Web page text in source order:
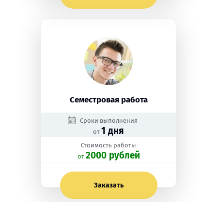
Семестровая работа
Сроки выполнения
от 1 дня
Стоимость работы
oт 2000 рублей
Заказать